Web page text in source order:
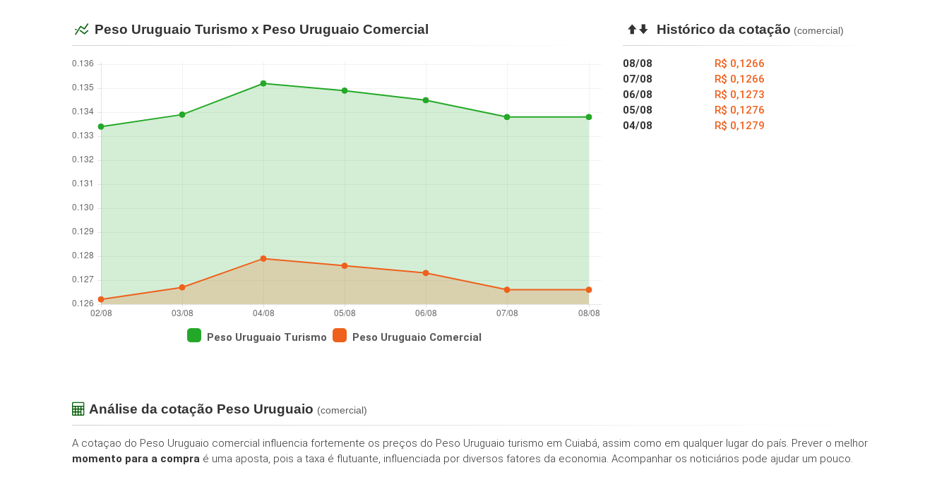
Peso Uruguaio Turismo x Peso Uruguaio Comercial
Peso Uruguaio Turismo Peso Uruguaio Comercial
Histórico da cotação (comercial)
08/08
R$ 0,1266
07/08
R$ 0,1266
06/08
R$ 0,1273
05/08
R$ 0,1276
04/08
R$ 0,1279
Análise da cotação Peso Uruguaio (comercial)
A cotaçao do Peso Uruguaio comercial influencia fortemente os preços do Peso Uruguaio turismo em Cuiabá, assim como em qualquer lugar do país. Prever o melhor
momento para a compra é uma aposta, pois a taxa é flutuante, influenciada por diversos fatores da economia. Acompanhar os noticiários pode ajudar um pouco.